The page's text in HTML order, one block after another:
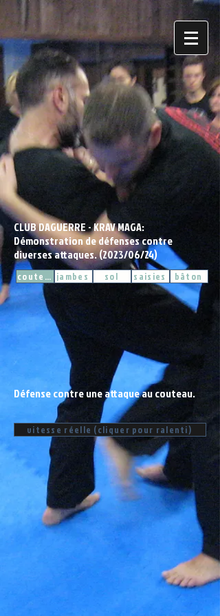
CLUB DAGUERRE - KRAV MAGA:
Démonstration de défenses contre
diverses attaques. (2023/06/24)
couteau jambes sol saisies bâton
Défense contre une attaque au couteau.
vitesse réelle (cliquer pour ralenti)